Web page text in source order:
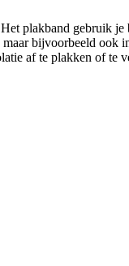
plakband gebruik
bijvoorbeeld
af te plakken of te